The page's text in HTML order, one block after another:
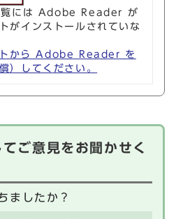
覧には Adobe Reader が
がインストールされていな
から Adobe Reader を
）してください。
ご意見をお聞かせく
ましたか？